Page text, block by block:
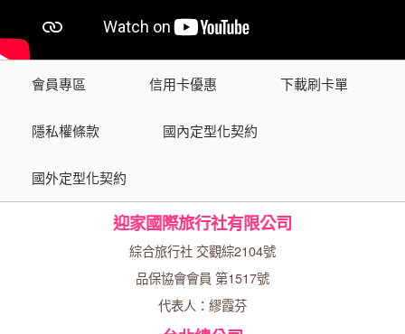
會員專區 信用卡優惠 下載刷卡單
隱私權條款 國內定型化契約
國外定型化契約
迎家國際旅行社有限公司
綜合旅行社 交觀綜2104號
品保協會會員 第1517號
代表人：繆霞芬